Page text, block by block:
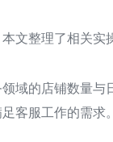
文整理了相关实
域的店铺数量
客服工作的需求